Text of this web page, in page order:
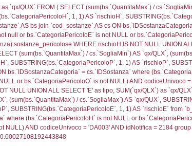
f_territori_limitrofi INNER JOIN
AND
executionMS:
f_territori_limitrofi.Direzione,
=
AND
f_territori_limitrofi.Direzione,